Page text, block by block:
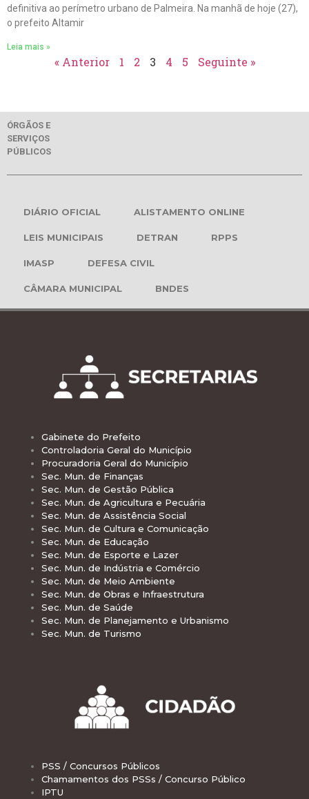
definitiva ao perímetro urbano de Palmeira. Na manhã de hoje (27),
o prefeito Altamir
Leia mais »
« Anterior 1 2 3 4 5 Seguinte »
ÓRGÃOS E
SERVIÇOS
PÚBLICOS
DIÁRIO OFICIAL ALISTAMENTO ONLINE
LEIS MUNICIPAIS DETRAN RPPS
IMASP DEFESA CIVIL
CÂMARA MUNICIPAL BNDES
Gabinete do Prefeito
Controladoria Geral do Município
Procuradoria Geral do Município
Sec. Mun. de Finanças
Sec. Mun. de Gestão Pública
Sec. Mun. de Agricultura e Pecuária
Sec. Mun. de Assistência Social
Sec. Mun. de Cultura e Comunicação
Sec. Mun. de Educação
Sec. Mun. de Esporte e Lazer
Sec. Mun. de Indústria e Comércio
Sec. Mun. de Meio Ambiente
Sec. Mun. de Obras e Infraestrutura
Sec. Mun. de Saúde
Sec. Mun. de Planejamento e Urbanismo
Sec. Mun. de Turismo
PSS / Concursos Públicos
Chamamentos dos PSSs / Concurso Público
IPTU